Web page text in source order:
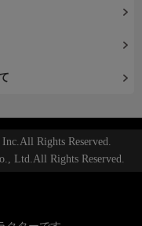
Rights Reserved.
Ltd.All Rights Reserved.